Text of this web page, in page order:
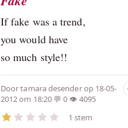
If fake was a trend,
you would have
so much style!!
Doortamara desenderop 18-05-
2012 om 18:20
0
4095
1 stem